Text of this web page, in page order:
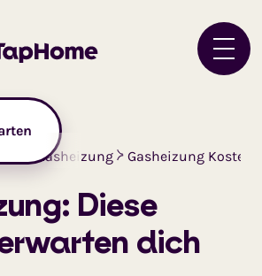
Gasheizung Gasheizung Kosten
Diese
dich